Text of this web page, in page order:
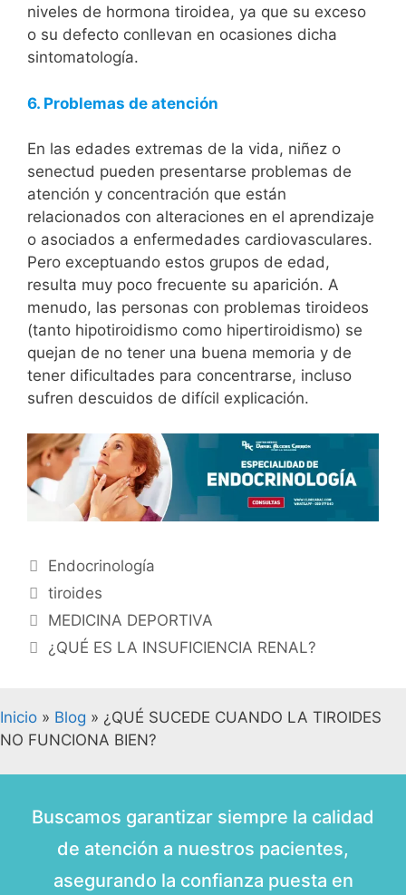
niveles de hormona tiroidea, ya que su exceso
o su defecto conllevan en ocasiones dicha
sintomatología.
6. Problemas de atención
En las edades extremas de la vida, niñez o
senectud pueden presentarse problemas de
atención y concentración que están
relacionados con alteraciones en el aprendizaje
o asociados a enfermedades cardiovasculares.
Pero exceptuando estos grupos de edad,
resulta muy poco frecuente su aparición. A
menudo, las personas con problemas tiroideos
(tanto hipotiroidismo como hipertiroidismo) se
quejan de no tener una buena memoria y de
tener dificultades para concentrarse, incluso
sufren descuidos de difícil explicación.
Endocrinología
tiroides
MEDICINA DEPORTIVA
¿QUÉ ES LA INSUFICIENCIA RENAL?
Inicio » Blog » ¿QUÉ SUCEDE CUANDO LA TIROIDES
NO FUNCIONA BIEN?
Buscamos garantizar siempre la calidad
de atención a nuestros pacientes,
asegurando la confianza puesta en